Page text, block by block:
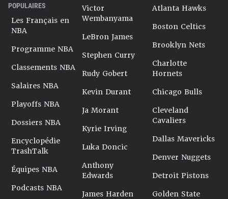
POPULAIRES
Les Français en
NBA
Programme NBA
Classements NBA
Salaires NBA
Playoffs NBA
Dossiers NBA
Encyclopédie
TrashTalk
Équipes NBA
Podcasts NBA
Victor
Wembanyama
LeBron James
Stephen Curry
Rudy Gobert
Kevin Durant
Ja Morant
Kyrie Irving
Luka Doncic
Anthony
Edwards
James Harden
Atlanta Hawks
Boston Celtics
Brooklyn Nets
Charlotte
Hornets
Chicago Bulls
Cleveland
Cavaliers
Dallas Mavericks
Denver Nuggets
Detroit Pistons
Golden State